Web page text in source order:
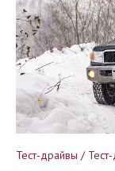
Тест-драйвы /